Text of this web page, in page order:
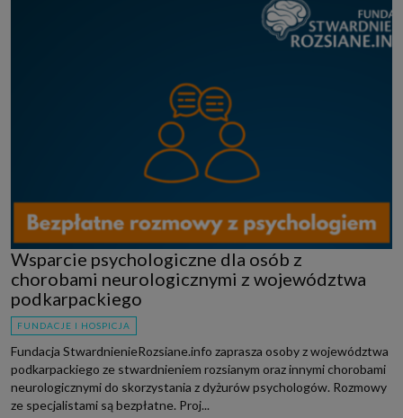
Wsparcie psychologiczne dla osób z
chorobami neurologicznymi z województwa
podkarpackiego
FUNDACJE I HOSPICJA
Fundacja StwardnienieRozsiane.info zaprasza osoby z województwa
podkarpackiego ze stwardnieniem rozsianym oraz innymi chorobami
neurologicznymi do skorzystania z dyżurów psychologów. Rozmowy
ze specjalistami są bezpłatne. Proj...